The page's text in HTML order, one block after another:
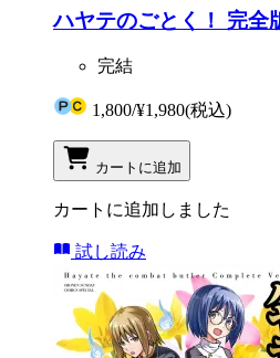
ハヤテのごとく！ 完全
完結
1,800/¥1,980(税込)
カートに追加
カートに追加しました
試し読み